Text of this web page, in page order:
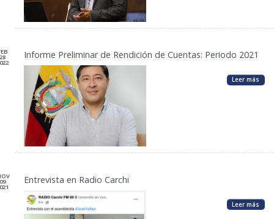
28 Informe Preliminar de Rendición de Cuentas: Periodo 2021
Leer más
09 Entrevista en Radio Carchi
Leer más